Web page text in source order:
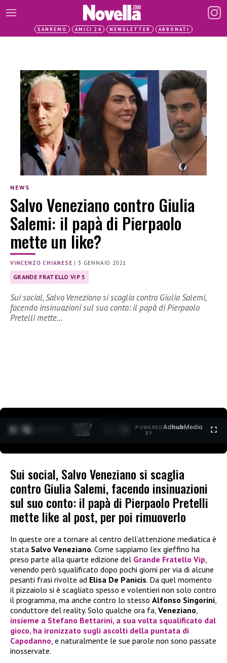
SANREMO AMICI 24 NEWSLETTER ABBONATI
NEWS
Salvo Veneziano contro Giulia
Salemi: il papà di Pierpaolo
mette un like?
VINCENZO CHIANESE |3 GENNAIO 2021
GRANDE FRATELLO VIP 5
Sui social, Salvo Veneziano si scaglia contro Giulia Salemi,
facendo insinuazioni sul suo conto: il papà di Pierpaolo
Pretelli mette…
0:27 /
3:35
POWERED
BY
AdhubMedia
Sui social, Salvo Veneziano si scaglia
contro Giulia Salemi, facendo insinuazioni
sul suo conto: il papà di Pierpaolo Pretelli
mette like al post, per poi rimuoverlo
In queste ore a tornare al centro dell’attenzione mediatica è
stata Salvo Veneziano. Come sappiamo l’ex gieffino ha
preso parte alla quarte edizione del Grande Fratello Vip,
venendo però squalificato dopo pochi giorni per via di alcune
pesanti frasi rivolte ad Elisa De Panicis. Da quel momento
il pizzaiolo si è scagliato spesso e volentieri non solo contro
il programma, ma anche contro lo stesso Alfonso Singorini,
conduttore del reality. Solo qualche ora fa, Veneziano,
insieme a Stefano Bettarini, a sua volta squalificato dal
gioco, ha ironizzato sugli ascolti della puntata di
Capodanno, e naturalmente le sue parole non sono passate
inosservate.